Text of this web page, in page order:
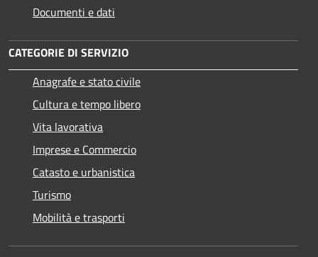
Documenti e dati
CATEGORIE DI SERVIZIO
Anagrafe e stato civile
Cultura e tempo libero
Vita lavorativa
Imprese e Commercio
Catasto e urbanistica
Turismo
Mobilità e trasporti